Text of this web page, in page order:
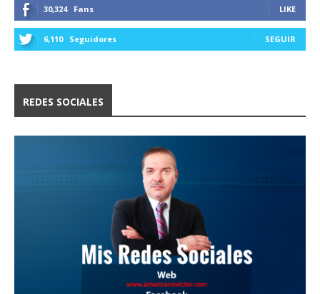
30,324 Fans LIKE
6,110 Seguidores SEGUIR
REDES SOCIALES